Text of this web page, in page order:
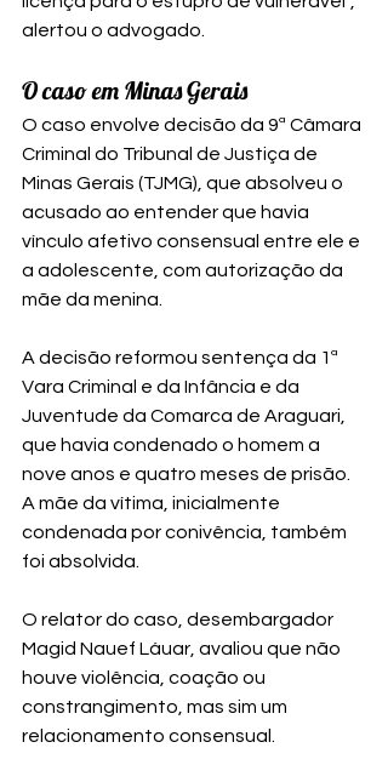
alertou o advogado.
O caso em Minas Gerais
O caso envolve decisão da 9ª Câmara
Criminal do Tribunal de Justiça de
Minas Gerais (TJMG), que absolveu o
acusado ao entender que havia
vínculo afetivo consensual entre ele e
a adolescente, com autorização da
mãe da menina.
A decisão reformou sentença da 1ª
Vara Criminal e da Infância e da
Juventude da Comarca de Araguari,
que havia condenado o homem a
nove anos e quatro meses de prisão.
A mãe da vítima, inicialmente
condenada por conivência, também
foi absolvida.
O relator do caso, desembargador
Magid Nauef Láuar, avaliou que não
houve violência, coação ou
constrangimento, mas sim um
relacionamento consensual.